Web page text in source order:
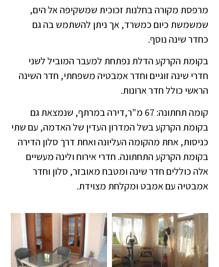
מרפסת מקורה בחלנות זכוכית שמשקיפה אל הים,
שמשמשת כיום כמשרד, אך ניתן להשתמש בה גם
כחדר שינה נוסף.
בקומת הקרקע הדלת נפתחת למעבר המוביל לשני
חדרי שינה זוגיים וחדר אמבטיה משפחתי, חדר השינה
הראשי כולל חדר ארונות.
קומה תחתונה: 67 מ"ר,דירה במרתף, שנמצאת גם
בקומת הקרקע בשל המדרון העדין של האדמה, עם שתי
כניסות, אחת מהקומה העליונה ואחת דרך סלון הדירה
בקומת הקרקע התחתונה. חדרי אירוח ולינה מעשיים
אלה כוללים חדר שינה ומטבח מאובזר, סלון וחדר
אמבטיה עם אמבט ומקלחת מצוידת.